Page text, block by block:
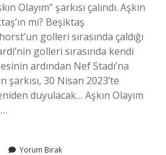
Olayım” şarkısı çalındı. Aşkın
mı? Beşiktaş
golleri sırasında çaldığı
golleri sırasında kendi
ardından Nef Stadı’na
şarkısı, 30 Nisan 2023’te
duyulacak… Aşkın Olayım
Yorum Bırak